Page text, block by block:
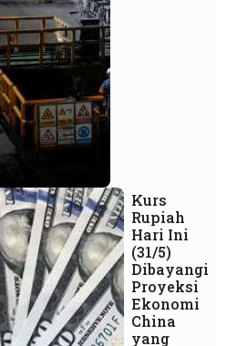
Kurs
Rupiah
Hari Ini
(31/5)
Dibayangi
Proyeksi
Ekonomi
China
yang